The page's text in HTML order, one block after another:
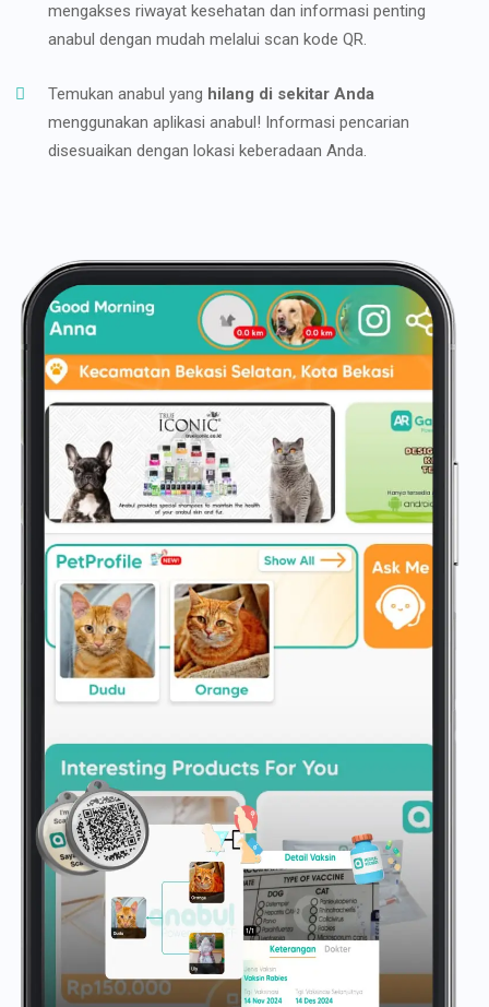
mengakses riwayat kesehatan dan informasi penting
anabul dengan mudah melalui scan kode QR.
Temukan anabul yang hilang di sekitar Anda
menggunakan aplikasi anabul! Informasi pencarian
disesuaikan dengan lokasi keberadaan Anda.